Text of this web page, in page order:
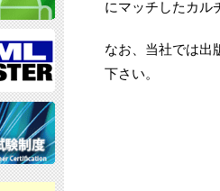
にマッチしたカル
なお、当社では出
下さい。